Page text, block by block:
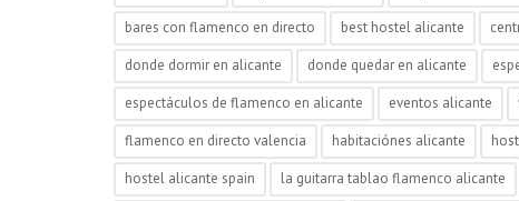
bares con flamenco en directo
best hostel alicante
donde dormir en alicante
donde quedar en alicante
espectáculos de flamenco en alicante
eventos alicante
flamenco en directo valencia
habitaciónes alicante
hostel alicante spain
la guitarra tablao flamenco alicante